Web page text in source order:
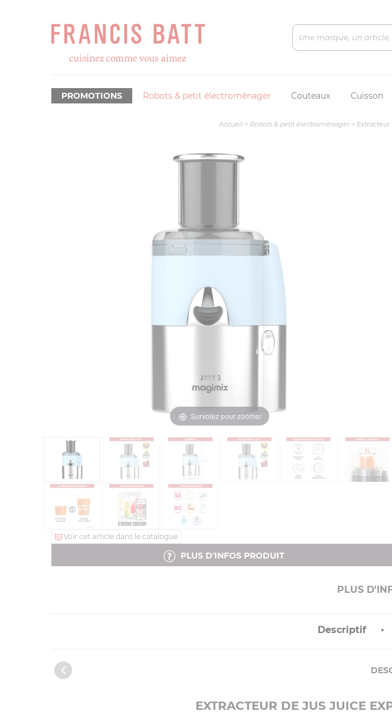
Robots & petit électroménager Couteaux Cuisson
PROMOTIONS
Accueil > Robots & petit électroménager> Extracteur
Survolez pour zoomer
Voir cet article dans le catalogue
PLUS D'INFOS PRODUIT
PLUS
Descriptif
EXTRACTEUR DE JUS JUICE